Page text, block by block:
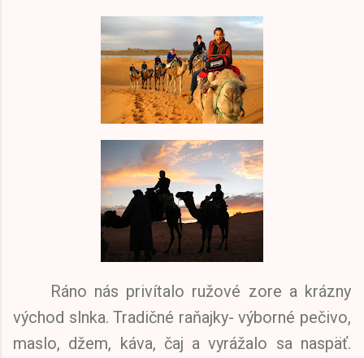
Ráno nás privítalo ružové zore a krázny
východ slnka. Tradičné raňajky- výborné pečivo,
maslo, džem, káva, čaj a vyrážalo sa naspäť.